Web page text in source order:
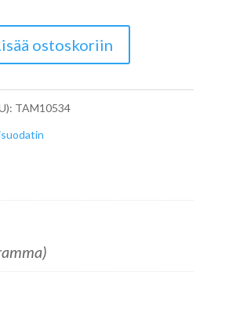
ostoskoriin
TAM10534